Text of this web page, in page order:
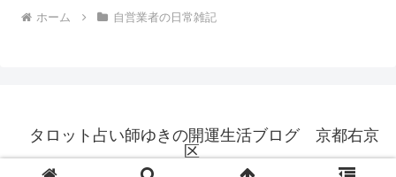
ホーム 自営業者の日常雑記
タロット占い師ゆきの開運生活ブログ 京都右京
区